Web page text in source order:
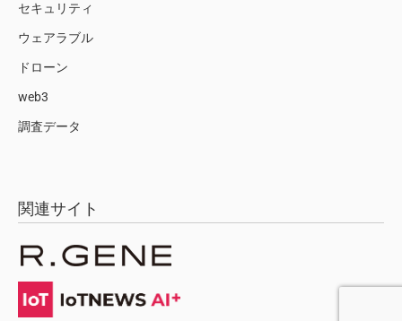
セキュリティ
ウェアラブル
ドローン
web3
調査データ
関連サイト